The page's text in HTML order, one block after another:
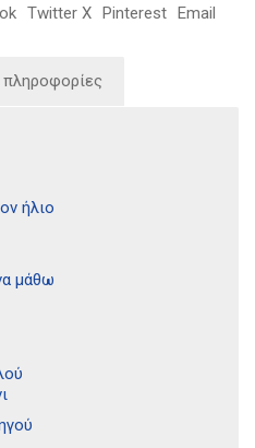
Twitter X Pinterest Email
πληροφορίες
ήλιο
μάθω